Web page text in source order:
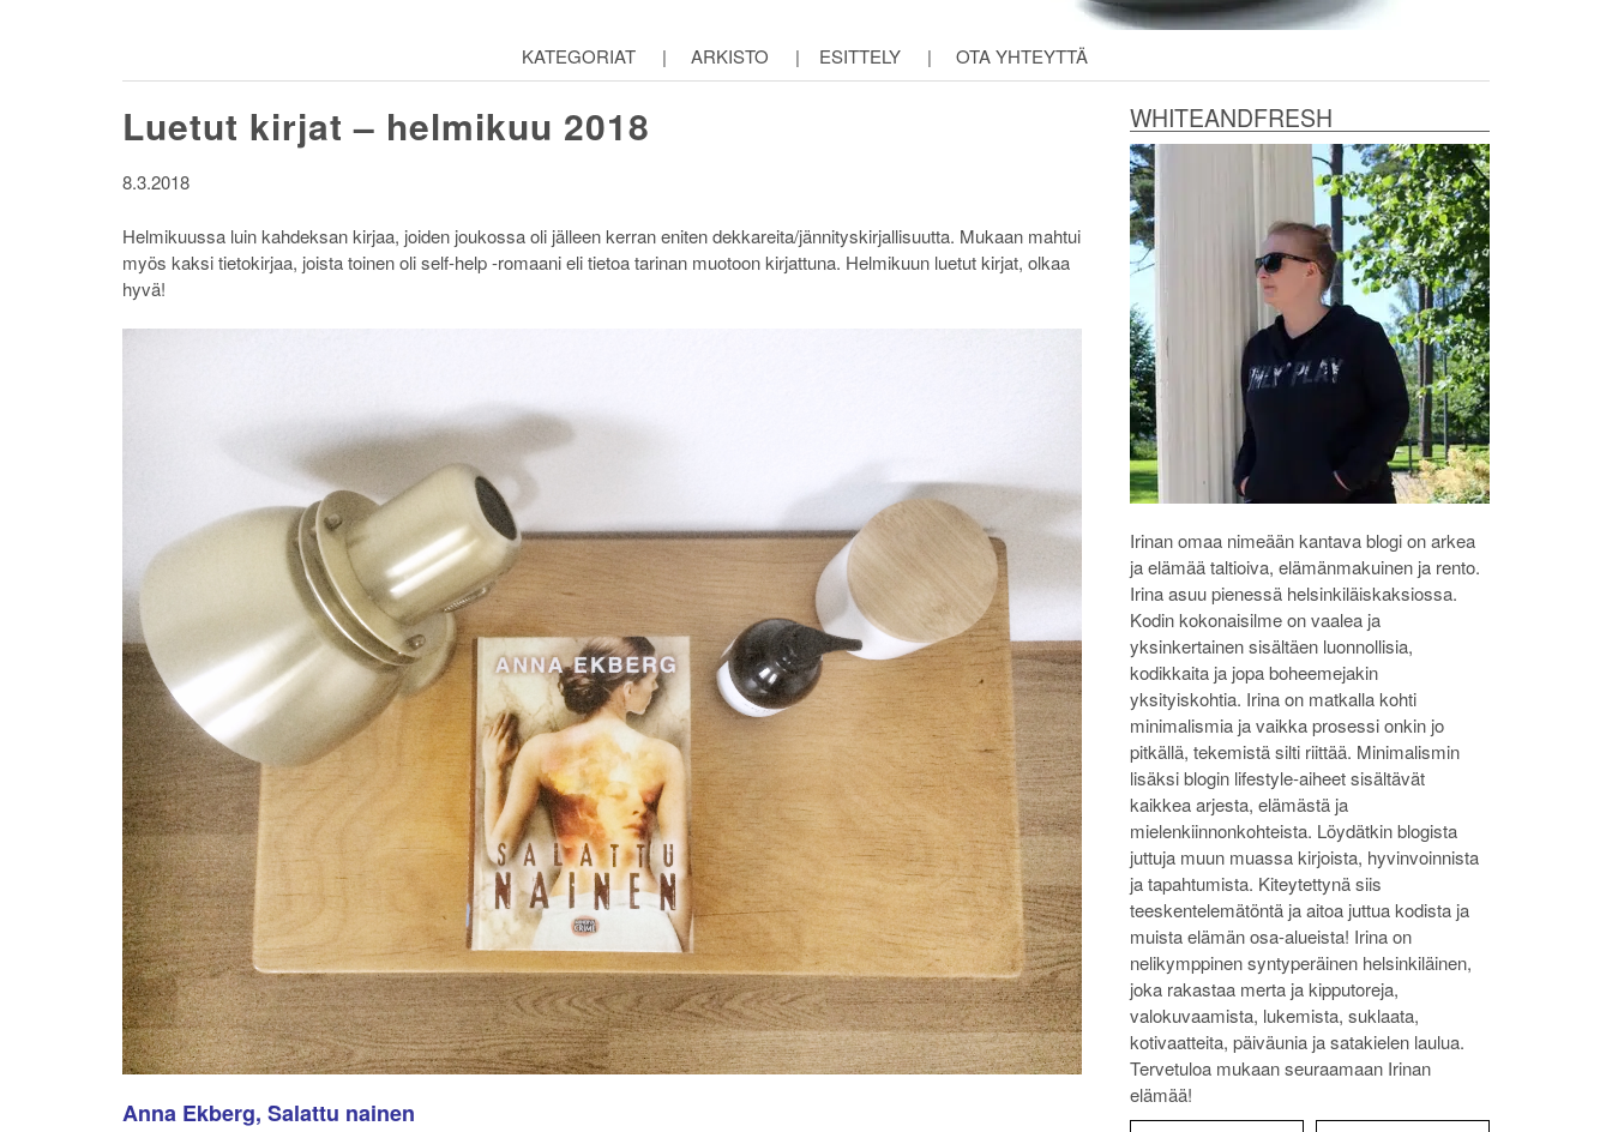
KATEGORIAT | ARKISTO | ESITTELY | OTA YHTEYTTÄ
WHITEANDFRESH
Irinan omaa nimeään kantava blogi on arkea
ja elämää taltioiva, elämänmakuinen ja rento.
Irina asuu pienessä helsinkiläiskaksiossa.
Kodin kokonaisilme on vaalea ja
yksinkertainen sisältäen luonnollisia,
kodikkaita ja jopa boheemejakin
yksityiskohtia. Irina on matkalla kohti
minimalismia ja vaikka prosessi onkin jo
pitkällä, tekemistä silti riittää. Minimalismin
lisäksi blogin lifestyle-aiheet sisältävät
kaikkea arjesta, elämästä ja
mielenkiinnonkohteista. Löydätkin blogista
juttuja muun muassa kirjoista, hyvinvoinnista
ja tapahtumista. Kiteytettynä siis
teeskentelemätöntä ja aitoa juttua kodista ja
muista elämän osa-alueista! Irina on
nelikymppinen syntyperäinen helsinkiläinen,
joka rakastaa merta ja kipputoreja,
valokuvaamista, lukemista, suklaata,
kotivaatteita, päiväunia ja satakielen laulua.
Tervetuloa mukaan seuraamaan Irinan
elämää!
Luetut kirjat – helmikuu 2018
8.3.2018
Helmikuussa luin kahdeksan kirjaa, joiden joukossa oli jälleen kerran eniten dekkareita/jännityskirjallisuutta. Mukaan mahtui
myös kaksi tietokirjaa, joista toinen oli self-help -romaani eli tietoa tarinan muotoon kirjattuna. Helmikuun luetut kirjat, olkaa
hyvä!
Anna Ekberg, Salattu nainen